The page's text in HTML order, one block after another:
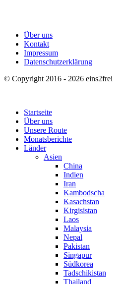
Über uns
Kontakt
Impressum
Datenschutzerklärung
© Copyright 2016 - 2026 eins2frei
Startseite
Über uns
Unsere Route
Monatsberichte
Länder
Asien
China
Indien
Iran
Kambodscha
Kasachstan
Kirgisistan
Laos
Malaysia
Nepal
Pakistan
Singapur
Südkorea
Tadschikistan
Thailand